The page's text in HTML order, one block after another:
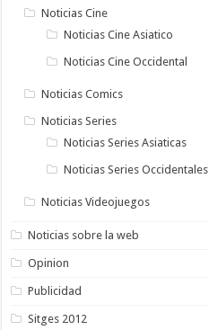
Noticias Cine
Noticias Cine Asiatico
Noticias Cine Occidental
Noticias Comics
Noticias Series
Noticias Series Asiaticas
Noticias Series Occidentales
Noticias Videojuegos
Noticias sobre la web
Opinion
Publicidad
Sitges 2012